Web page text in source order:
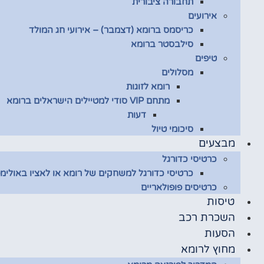
אירועים
כריסמס ברומא (דצמבר) – אירועי חג המולד
סילבסטר ברומא
טיפים
מסלולים
רומא לזוגות
מתחם VIP סודי למטיילים הישראלים ברומא
דעות
סיכומי טיול
מבצעים
כרטיסי כדורגל
כרטיסי כדורגל למשחקים של רומא או לאציו
כרטיסים פופולאריים
טיסות
השכרת רכב
הסעות
מחוץ לרומא